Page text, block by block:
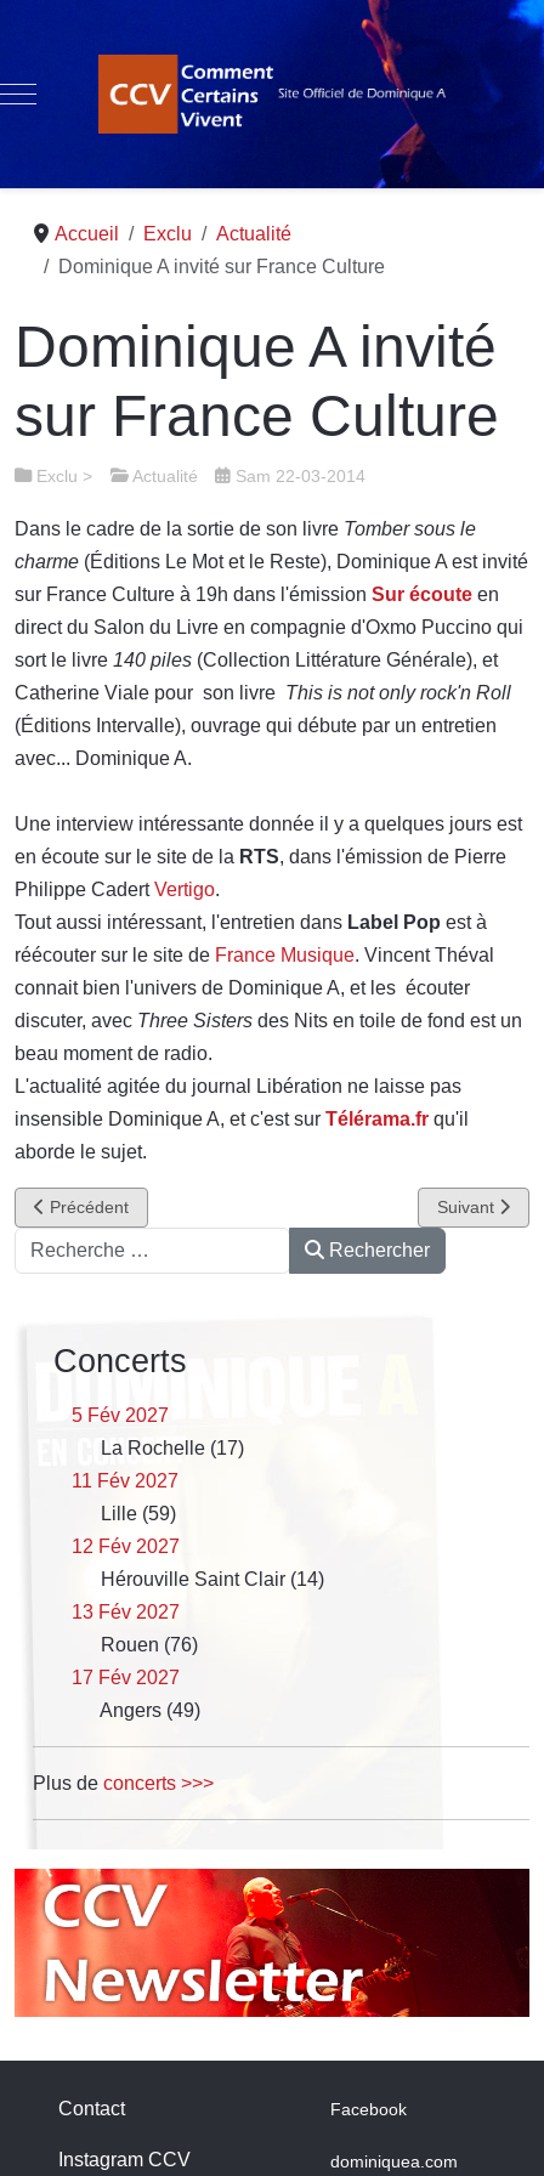
Mobile Menu Toggle
Accueil Exclu
Actualité
Dominique A invité sur France Culture
Dominique A invité
sur France Culture
Exclu > Actualité Sam 22-03-2014
Dans le cadre de la sortie de son livre Tomber sous le
charme (Éditions Le Mot et le Reste), Dominique A est invité
sur France Culture à 19h dans l'émission Sur écoute en
direct du Salon du Livre en compagnie d'Oxmo Puccino qui
sort le livre 140 piles (Collection Littérature Générale), et
Catherine Viale pour son livre This is not only rock'n Roll
(Éditions Intervalle), ouvrage qui débute par un entretien
avec... Dominique A.
Une interview intéressante donnée il y a quelques jours est
en écoute sur le site de la RTS, dans l'émission de Pierre
Philippe CadertVertigo.
Tout aussi intéressant, l'entretien dans Label Pop est à
réécouter sur le site de France Musique. Vincent Théval
connait bien l'univers de Dominique A, et les écouter
discuter, avec Three Sisters des Nits en toile de fond est un
beau moment de radio.
L'actualité agitée du journal Libération ne laisse pas
insensible Dominique A, et c'est sur Télérama.fr qu'il
aborde le sujet.
Article précédent : Dominique A - Editions vinyles 2015
Précédent Article
Suivant
Rechercher Rechercher
Concerts
5 Fév 2027
La Rochelle (17)
11 Fév 2027
Lille (59)
12 Fév 2027
Hérouville Saint Clair (14)
13 Fév 2027
Rouen (76)
17 Fév 2027
Angers (49)
Plus de concerts >>>
Contact
Instagram CCV
Facebook
dominiquea.com